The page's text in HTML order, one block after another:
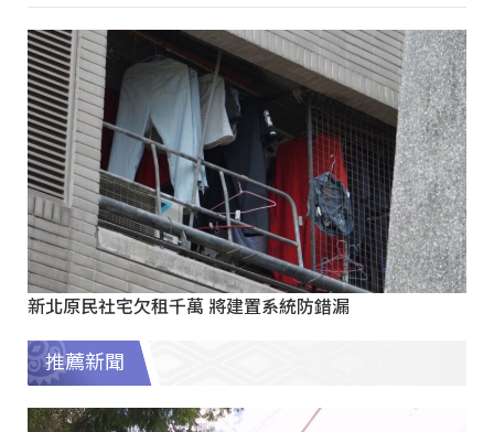
新北原民社宅欠租千萬 將建置系統防錯漏
推薦新聞